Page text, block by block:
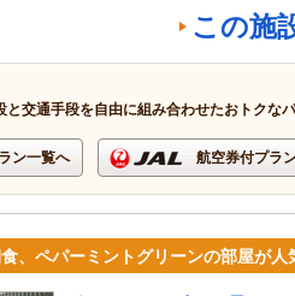
この施
と交通手段を自由に組み合わせたおトクな
ン一覧へ 航空券付プラ
、ペパーミントグリーンの部屋が人